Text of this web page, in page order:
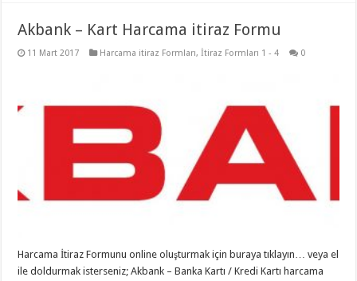
Akbank – Kart Harcama itiraz Formu
11 Mart 2017 Harcama itiraz Formları,İtiraz Formları 1 - 4 0
Harcama İtiraz Formunu online oluşturmak için buraya tıklayın… veya el
ile doldurmak isterseniz; Akbank – Banka Kartı / Kredi Kartı harcama